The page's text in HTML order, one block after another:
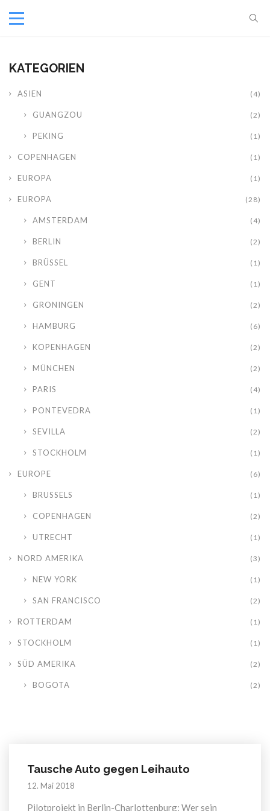
KATEGORIEN
ASIEN (4)
GUANGZOU (2)
PEKING (1)
COPENHAGEN (1)
EUROPA (1)
EUROPA (28)
AMSTERDAM (4)
BERLIN (2)
BRÜSSEL (1)
GENT (1)
GRONINGEN (2)
HAMBURG (6)
KOPENHAGEN (2)
MÜNCHEN (2)
PARIS (4)
PONTEVEDRA (1)
SEVILLA (2)
STOCKHOLM (1)
EUROPE (6)
BRUSSELS (1)
COPENHAGEN (2)
UTRECHT (1)
NORD AMERIKA (3)
NEW YORK (1)
SAN FRANCISCO (2)
ROTTERDAM (1)
STOCKHOLM (1)
SÜD AMERIKA (2)
BOGOTA (2)
Tausche Auto gegen Leihauto
12. Mai 2018
Pilotprojekt in Berlin-Charlottenburg: Wer sein